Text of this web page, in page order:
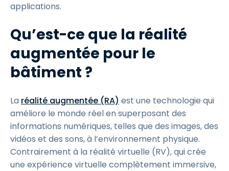
applications.
Qu’est-ce que la réalité
augmentée pour le
bâtiment ?
La réalité augmentée (RA) est une technologie qui
améliore le monde réel en superposant des
informations numériques, telles que des images, des
vidéos et des sons, à l’environnement physique.
Contrairement à la réalité virtuelle (RV), qui crée
une expérience virtuelle complètement immersive,